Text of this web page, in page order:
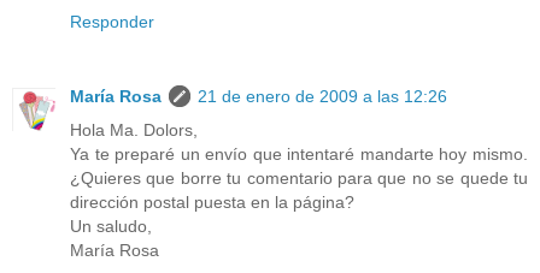
Responder
María Rosa
21 de enero de 2009 a las 12:26
Hola Ma. Dolors,
Ya te preparé un envío que intentaré mandarte hoy mismo.
¿Quieres que borre tu comentario para que no se quede tu
dirección postal puesta en la página?
Un saludo,
María Rosa